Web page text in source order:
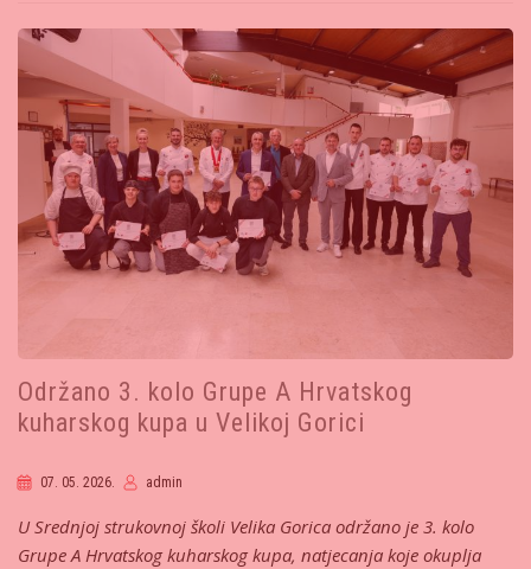
Održano 3. kolo Grupe A Hrvatskog
kuharskog kupa u Velikoj Gorici
07. 05. 2026. admin
U Srednjoj strukovnoj školi Velika Gorica održano je 3. kolo
Grupe A Hrvatskog kuharskog kupa, natjecanja koje okuplja